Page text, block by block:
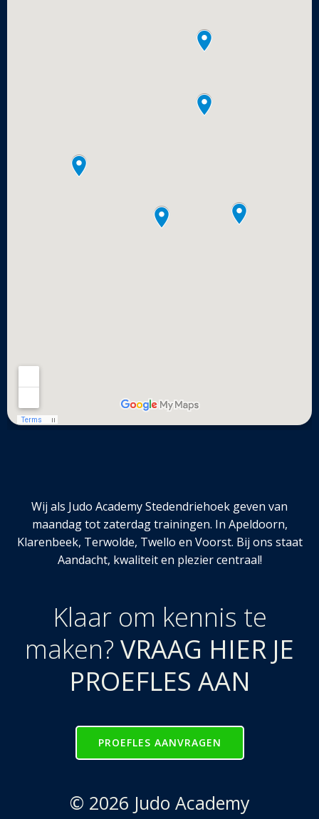
Wij als Judo Academy Stedendriehoek geven van
maandag tot zaterdag trainingen. In Apeldoorn,
Klarenbeek, Terwolde, Twello en Voorst. Bij ons staat
Aandacht, kwaliteit en plezier centraal!
Klaar om kennis te
maken? VRAAG HIER JE
PROEFLES AAN
PROEFLES AANVRAGEN
© 2026 Judo Academy